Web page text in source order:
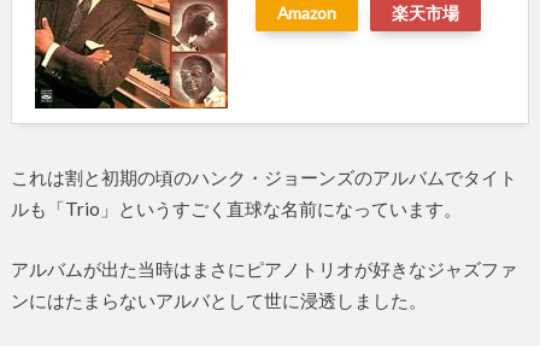
Amazon 楽天市場
これは割と初期の頃のハンク・ジョーンズのアルバムでタイト
ルも「Trio」というすごく直球な名前になっています。
アルバムが出た当時はまさにピアノトリオが好きなジャズファ
ンにはたまらないアルバとして世に浸透しました。